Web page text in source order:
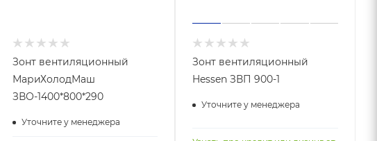
Зонт вентиляционный
МариХолодМаш
ЗВО-1400*800*290
Уточните у менеджера
Зонт вентиляционный
Hessen ЗВП 900-1
Уточните у менеджера